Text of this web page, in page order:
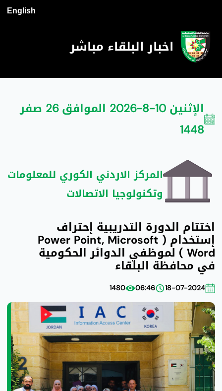
English
اخبار البلقاء مباشر
الإثنين 10-8-2026 الموافق 26 صفر
1448
المركز الاردني الكوري للمعلومات
وتكنولوجيا الاتصالات
اختتام الدورة التدريبية إحتراف
إستخدام ( Power Point, Microsoft
Word ) لموظفي الدوائر الحكومية
في محافظة البلقاء
18-07-2024
06:46
1480